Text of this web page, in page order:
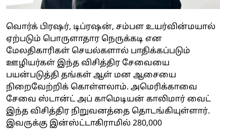
வொர்க் பிரஷர், டிப்ரஷன், சம்பள உயர்வின்மயால்
ஏற்படும் பொருளாதார நெருக்கடி என
மேலதிகாரிகள் செயல்களால் பாதிக்கப்படும்
ஊழியர்கள் இந்த விசித்திர சேவையை
பயன்படுத்தி தங்கள் ஆள் மன ஆசையை
நிறைவேற்றிக் கொள்ளலாம். அமெரிக்காவை
சேவை ஸ்டான்ட் அப் காமெடியன் காலிமார் வைட்
இந்த விசித்திர நிறுவனத்தை தொடங்கியுள்ளார்.
இவருக்கு இன்ஸ்ட்டாகிராமில் 280,000